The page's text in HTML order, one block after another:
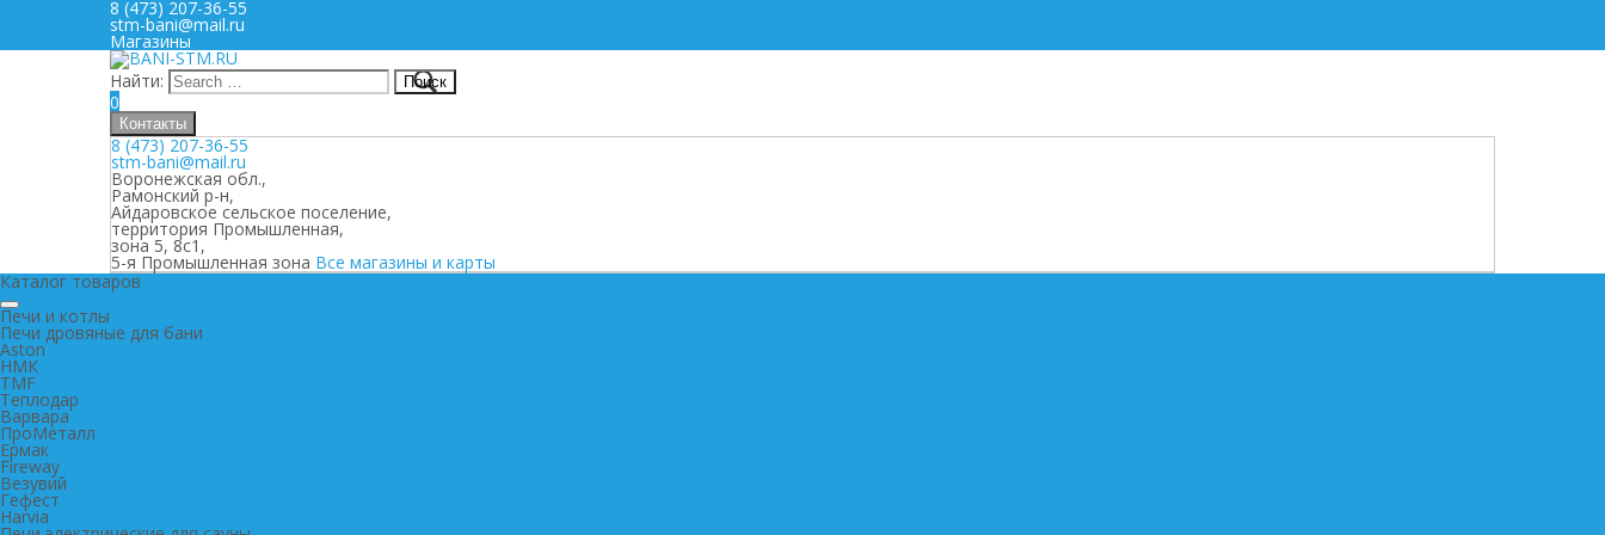
8 (473) 207-36-55
stm-bani@mail.ru
Магазины
Найти:
0
Контакты
8 (473) 207-36-55
stm-bani@mail.ru
Воронежская обл.,
Рамонский р-н,
Айдаровское сельское поселение,
территория Промышленная,
зона 5, 8с1,
5-я Промышленная зона Все магазины и карты
Каталог товаров
Печи и котлы
Печи дровяные для бани
Aston
НМК
TMF
Теплодар
Варвара
ПроМеталл
Ермак
Fireway
Везувий
Гефест
Harvia